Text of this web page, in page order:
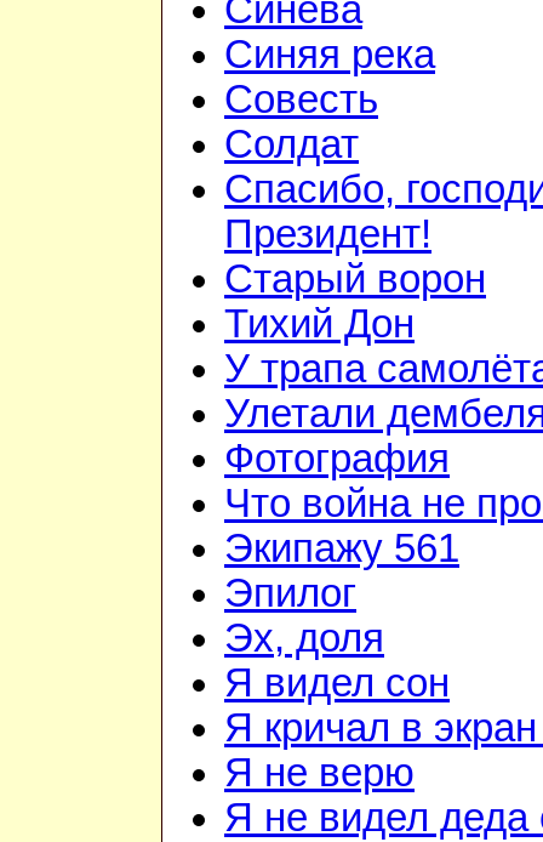
Синева
Синяя река
Совесть
Солдат
Спасибо,
Президент!
Старый ворон
Тихий Дон
У трапа
Улетали
Фотография
Что война не
Экипажу 561
Эпилог
Эх, доля
Я видел сон
Я кричал в
Я не верю
Я не видел деда